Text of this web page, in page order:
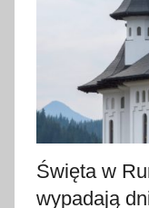
2
2
Święta w
wypadają